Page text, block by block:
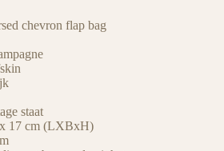
chevron flap bag
staat
17 cm (LXBxH)